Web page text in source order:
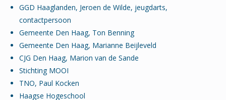
GGD Haaglanden, Jeroen de Wilde, jeugdarts,
contactpersoon
Gemeente Den Haag, Ton Benning
Gemeente Den Haag, Marianne Beijleveld
CJG Den Haag, Marion van de Sande
Stichting MOOI
TNO, Paul Kocken
Haagse Hogeschool